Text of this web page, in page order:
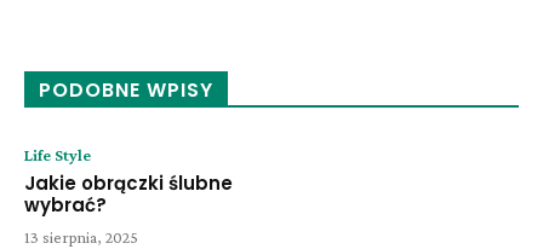
PODOBNE WPISY
Life Style
Jakie obrączki ślubne
wybrać?
13 sierpnia, 2025